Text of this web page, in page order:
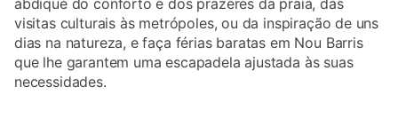
visitas culturais às metrópoles, ou da inspiração de uns
dias na natureza, e faça férias baratas em Nou Barris
que lhe garantem uma escapadela ajustada às suas
necessidades.